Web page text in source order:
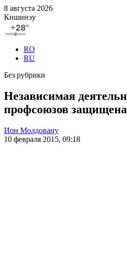
8 августа 2026
Кишинэу
RO
RU
Без рубрики
Независимая
профсоюзов
Ион Молдовану
10 февраля 2015, 09:18